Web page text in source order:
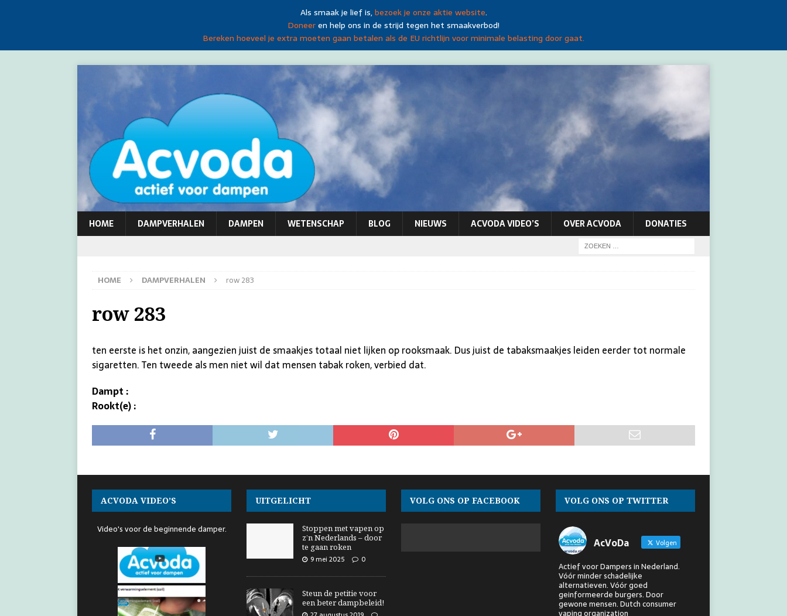
Als smaak je lief is,bezoek je onze aktie website.
Doneeren help ons in de strijd tegen het smaakverbod!
Bereken hoeveel je extra moeten gaan betalen als de EU richtlijn voor minimale belasting door gaat.
HOME DAMPVERHALEN DAMPEN WETENSCHAP BLOG NIEUWS ACVODA VIDEO’S OVER ACVODA DONATIES
HOME DAMPVERHALEN row 283
row 283
ten eerste is het onzin, aangezien juist de smaakjes totaal niet lijken op rooksmaak. Dus juist de tabaksmaakjes leiden eerder tot normale
sigaretten. Ten tweede als men niet wil dat mensen tabak roken, verbied dat.
Dampt :
Rookt(e) :
ACVODA VIDEO’S
Video's voor de beginnende damper.
UITGELICHT
Stoppen met vapen op
z’n Nederlands – door
te gaan roken
9 mei 2025
0
Steun de petitie voor
een beter dampbeleid!
VOLG ONS OP FACEBOOK VOLG ONS OP TWITTER
AcVoDa Volgen
Actief voor Dampers in Nederland.
Vóór minder schadelijke
alternatieven. Vóór goed
geinformeerde burgers. Door
gewone mensen. Dutch consumer
vaping organization